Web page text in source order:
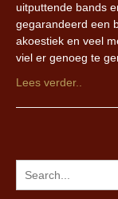
uitputtende bands
gegarandeerd een
akoestiek en veel
viel er genoeg te
Lees verder..